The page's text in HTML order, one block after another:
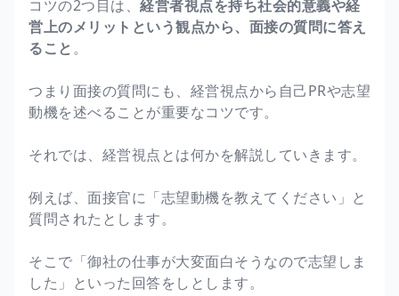
コツの2つ目は、 経営者視点を持ち社会的意義や経
営上のメリットという観点から、面接の質問に答え
ること。
つまり面接の質問にも、経営視点から自己PRや志望
動機を述べることが重要なコツです。
それでは、経営視点とは何かを解説していきます。
例えば、面接官に「志望動機を教えてください」と
質問されたとします。
そこで「御社の仕事が大変面白そうなので志望しま
した」といった回答をしとします。